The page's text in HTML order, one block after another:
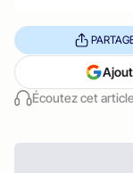
Écoutez cet